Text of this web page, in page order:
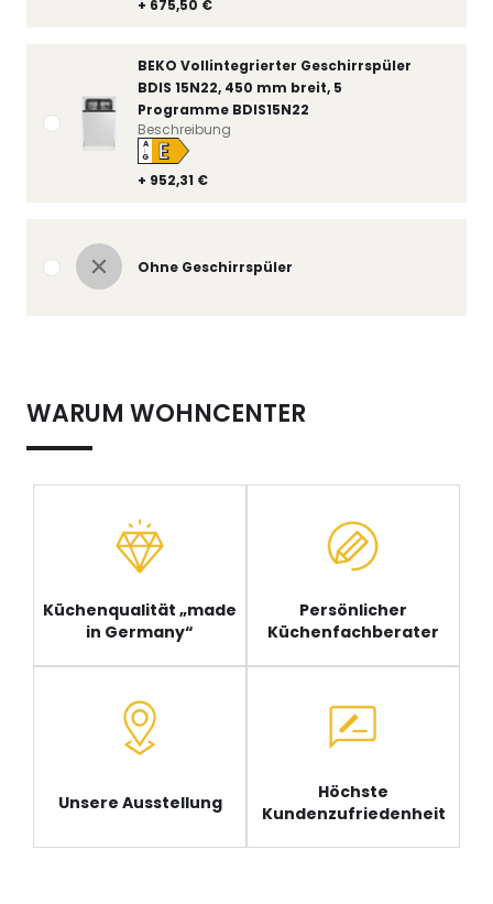
+ 675,50 €
BEKO Vollintegrierter Geschirrspüler
BDIS 15N22, 450 mm breit, 5
Programme BDIS15N22
+ 952,31 €
A
↑
G E
Beschreibung
Ohne Geschirrspüler
WARUM WOHNCENTER
Küchenqualität „made
in Germany“
Persönlicher
Küchenfachberater
Unsere Ausstellung
Höchste
Kundenzufriedenheit